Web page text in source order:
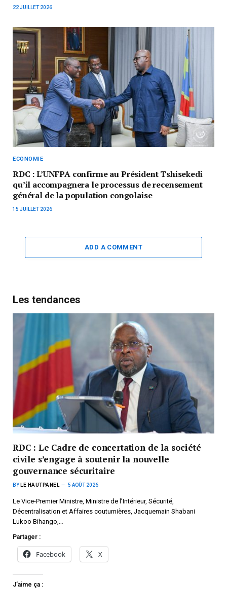
22 JUILLET 2026
ECONOMIE
RDC : L’UNFPA confirme au Président Tshisekedi
qu’il accompagnera le processus de recensement
général de la population congolaise
15 JUILLET 2026
ADD A COMMENT
Les tendances
RDC : Le Cadre de concertation de la société
civile s’engage à soutenir la nouvelle
gouvernance sécuritaire
BY LE HAUTPANEL 5 AOÛT 2026
Le Vice-Premier Ministre, Ministre de l’Intérieur, Sécurité,
Décentralisation et Affaires coutumières, Jacquemain Shabani
Lukoo Bihango,…
Partager :
Facebook X
J’aime ça :